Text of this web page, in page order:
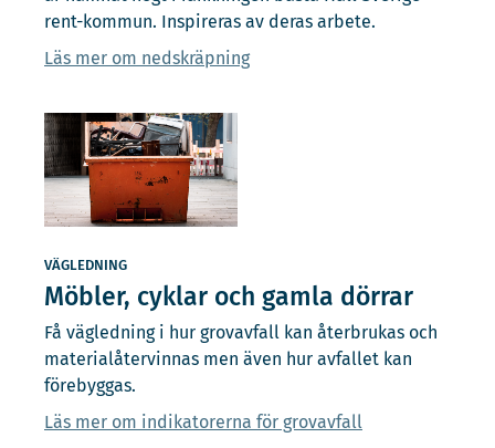
rent-kommun. Inspireras av deras arbete.
Läs mer om nedskräpning
VÄGLEDNING
Möbler, cyklar och gamla dörrar
Få vägledning i hur grovavfall kan återbrukas och
materialåtervinnas men även hur avfallet kan
förebyggas.
Läs mer om indikatorerna för grovavfall